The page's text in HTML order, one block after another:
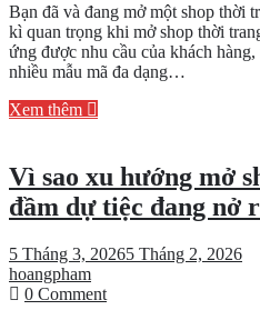
thời
trang
sử
dụng
Bạn đã và đang mở một shop thời
kì quan trọng khi mở shop thời
ứng được nhu cầu của khách
nhiều mẫu mã đa dạng…
Xem thêm
Vì sao xu hướng mở
đầm dự tiệc đang nở
5 Tháng 3, 20265 Tháng 2, 2026
hoangpham
0 Commenton